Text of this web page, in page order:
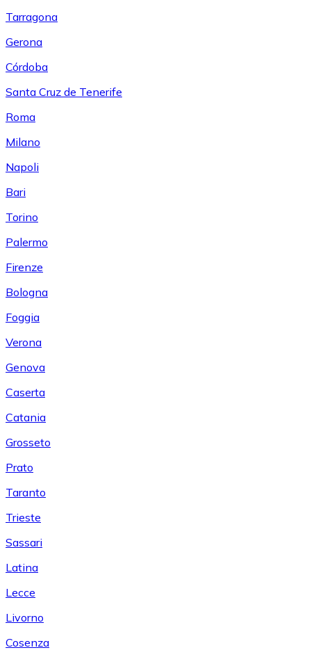
Tarragona
Gerona
Córdoba
Santa Cruz de Tenerife
Roma
Milano
Napoli
Bari
Torino
Palermo
Firenze
Bologna
Foggia
Verona
Genova
Caserta
Catania
Grosseto
Prato
Taranto
Trieste
Sassari
Latina
Lecce
Livorno
Cosenza